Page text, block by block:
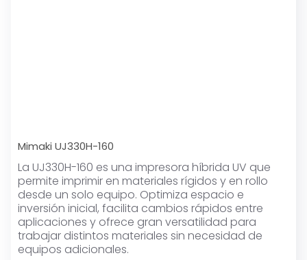
Mimaki UJ330H-160
La UJ330H-160 es una impresora híbrida UV que
permite imprimir en materiales rígidos y en rollo
desde un solo equipo. Optimiza espacio e
inversión inicial, facilita cambios rápidos entre
aplicaciones y ofrece gran versatilidad para
trabajar distintos materiales sin necesidad de
equipos adicionales.